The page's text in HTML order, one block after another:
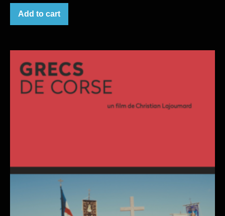
Add to cart